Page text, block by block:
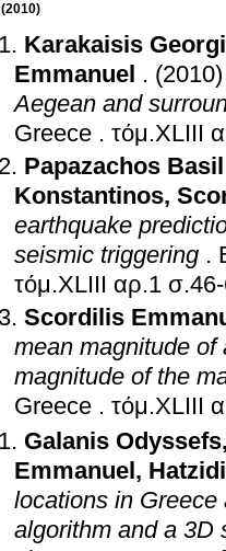
(2010)
Karakaisis
Emmanuel . (2010)
Aegean and
Greece .
Papazachos
Konstantinos,
earthquake
seismic triggering .
τόμ.XLIII αρ.1
Scordilis
mean magnitude of
magnitude of the
Greece .
Galanis Odyssefs
Emmanuel ,
locations in
algorithm and a 3D